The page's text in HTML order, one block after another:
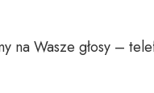
na Wasze głosy –